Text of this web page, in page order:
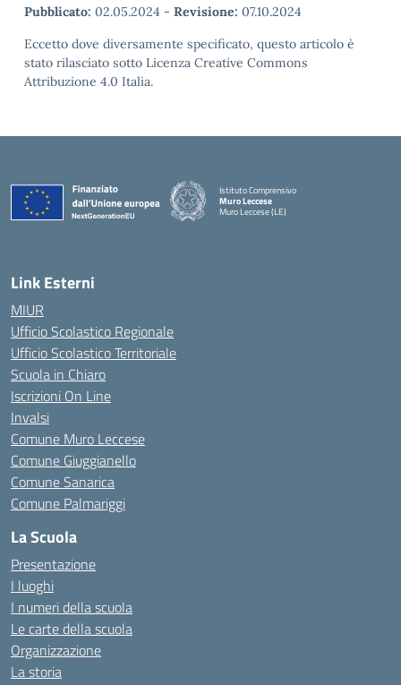
Pubblicato: 02.05.2024 - Revisione: 07.10.2024
Eccetto dove diversamente specificato, questo articolo è
stato rilasciato sotto Licenza Creative Commons
Attribuzione 4.0 Italia.
Istituto Comprensivo
Muro Leccese
Muro Leccese (LE)
Link Esterni
MIUR
Ufficio Scolastico Regionale
Ufficio Scolastico Territoriale
Scuola in Chiaro
Iscrizioni On Line
Invalsi
Comune Muro Leccese
Comune Giuggianello
Comune Sanarica
Comune Palmariggi
La Scuola
Presentazione
I luoghi
I numeri della scuola
Le carte della scuola
Organizzazione
La storia